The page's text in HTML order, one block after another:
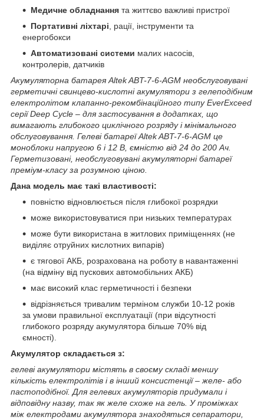
Медичне обладнання та життєво важливі пристрої
Портативні ліхтарі, рації, інструменти та
енергобокси
Автоматизовані системи малих насосів,
контролерів, датчиків
Акумуляторна батарея Altek ABT-7-6-AGM необслуговувані
герметичні свинцево-кислотні акумулятори з гелеподібним
електролітом клапанно-рекомбінаційного типу EverExceed
серії Deep Cycle – для застосування в додатках, що
вимагають глибокого циклічного розряду і мінімального
обслуговування. Гелеві батареї Altek ABT-7-6-AGM це
моноблоки напругою 6 і 12 В, ємністю від 24 до 200 Ач.
Герметизовані, необслуговувані акумуляторні батареї
преміум-класу за розумною ціною.
Дана модель має такі властивості:
повністю відновлюється після глибокої розрядки
може використовуватися при низьких температурах
може бути використана в житлових приміщеннях (не
виділяє отруйних кислотних випарів)
є тягової АКБ, розрахована на роботу в навантаженні
(на відміну від пускових автомобільних АКБ)
має високий клас герметичності і безпеки
відрізняється тривалим терміном служби 10-12 років
за умови правильної експлуатації (при відсутності
глибокого розряду акумулятора більше 70% від
ємності).
Акумулятор складається з:
гелеві акумулятори містять в своєму складі меншу
кількість електролітів і в інший консистенції – желе- або
пастоподібної. Для гелевих акумуляторів придумали і
відповідну назву, так як желе схоже на гель. У проміжках
між електродами акумулятора знаходяться сепаратори,